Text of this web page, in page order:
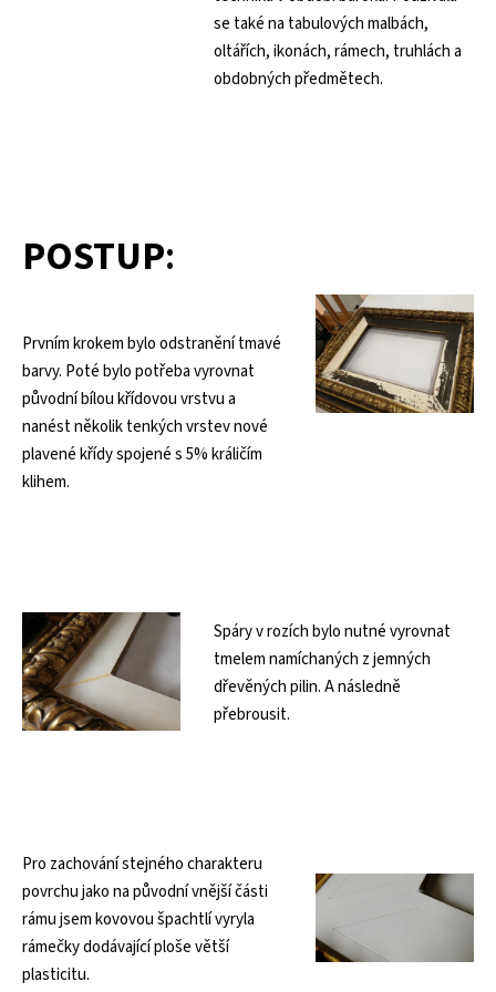
se také na tabulových malbách,
oltářích, ikonách, rámech, truhlách a
obdobných předmětech.
POSTUP:
Prvním krokem bylo odstranění tmavé
barvy. Poté bylo potřeba vyrovnat
původní bílou křídovou vrstvu a
nanést několik tenkých vrstev nové
plavené křídy spojené s 5% králičím
klihem.
Spáry v rozích bylo nutné vyrovnat
tmelem namíchaných z jemných
dřevěných pilin. A následně
přebrousit.
Pro zachování stejného charakteru
povrchu jako na původní vnější části
rámu jsem kovovou špachtlí vyryla
rámečky dodávající ploše větší
plasticitu.